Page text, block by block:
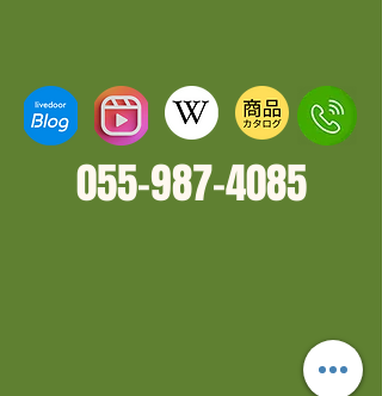
055-987-4085